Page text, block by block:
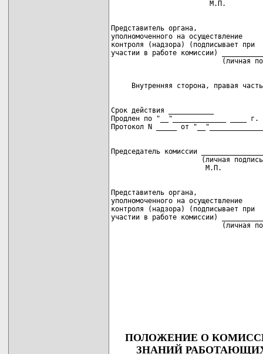
Представитель органа,
уполномоченного на осуществление
контроля (надзора) (подписывает при
участии в работе комиссии)
Срок действия ___________
Продлен по "__"_____________ ____ г.
Председатель комиссии
(личная
Представитель органа,
уполномоченного на осуществление
контроля (надзора) (подписывает при
участии в работе комиссии)
(личная
ПОЛОЖЕНИЕ О
ЗНАНИЙ